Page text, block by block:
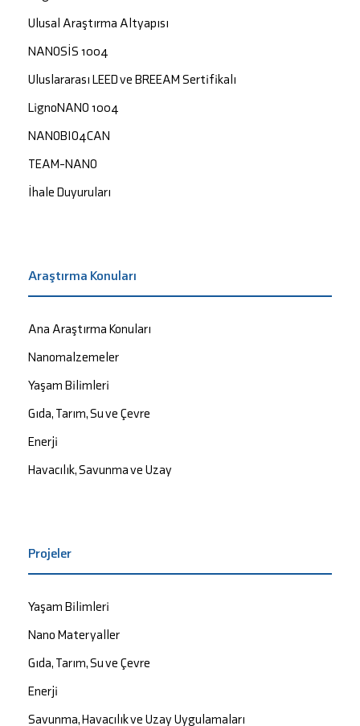
Ulusal Araştırma Altyapısı
NANOSİS 1004
Uluslararası LEED ve BREEAM Sertifikalı
LignoNANO 1004
NANOBIO4CAN
TEAM-NANO
İhale Duyuruları
Araştırma Konuları
Ana Araştırma Konuları
Nanomalzemeler
Yaşam Bilimleri
Gıda, Tarım, Su ve Çevre
Enerji
Havacılık, Savunma ve Uzay
Projeler
Yaşam Bilimleri
Nano Materyaller
Gıda, Tarım, Su ve Çevre
Enerji
Savunma, Havacılık ve Uzay Uygulamaları